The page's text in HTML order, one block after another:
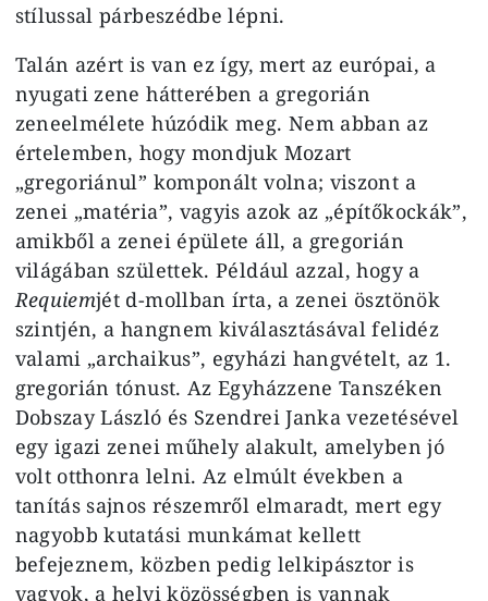
stílussal párbeszédbe lépni.
Talán azért is van ez így, mert az európai, a
nyugati zene hátterében a gregorián
zeneelmélete húzódik meg. Nem abban az
értelemben, hogy mondjuk Mozart
„gregoriánul” komponált volna; viszont a
zenei „matéria”, vagyis azok az „építőkockák”,
amikből a zenei épülete áll, a gregorián
világában születtek. Például azzal, hogy a
Requiemjét d-mollban írta, a zenei ösztönök
szintjén, a hangnem kiválasztásával felidéz
valami „archaikus”, egyházi hangvételt, az 1.
gregorián tónust. Az Egyházzene Tanszéken
Dobszay László és Szendrei Janka vezetésével
egy igazi zenei műhely alakult, amelyben jó
volt otthonra lelni. Az elmúlt években a
tanítás sajnos részemről elmaradt, mert egy
nagyobb kutatási munkámat kellett
befejeznem, közben pedig lelkipásztor is
vagyok, a helyi közösségben is vannak